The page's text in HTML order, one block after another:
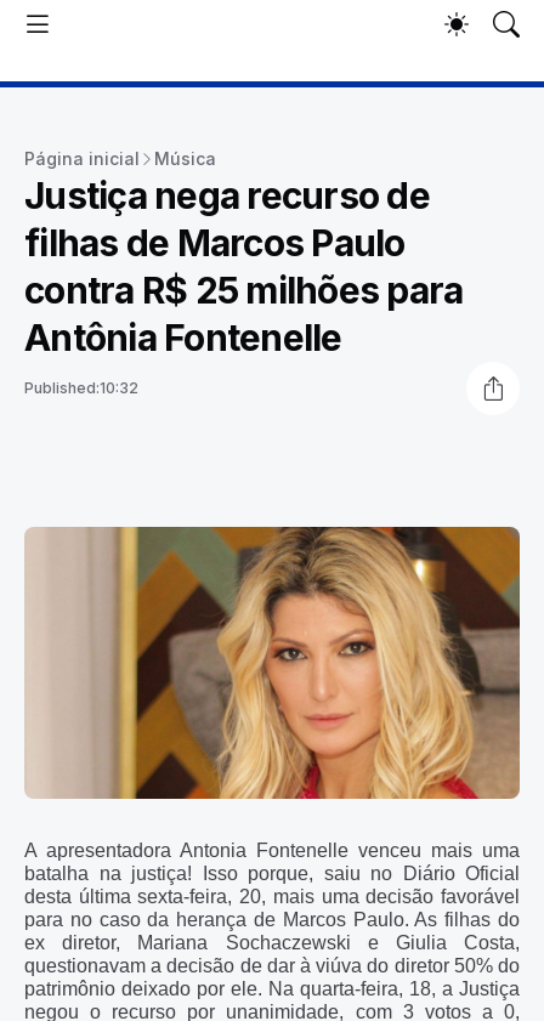
Página inicial Música
Justiça nega recurso de
filhas de Marcos Paulo
contra R$ 25 milhões para
Antônia Fontenelle
Published:10:32
A apresentadora Antonia Fontenelle venceu mais uma
batalha na justiça! Isso porque, saiu no Diário Oficial
desta última sexta-feira, 20, mais uma decisão favorável
para no caso da herança de Marcos Paulo. As filhas do
ex diretor, Mariana Sochaczewski e Giulia Costa,
questionavam a decisão de dar à viúva do diretor 50% do
patrimônio deixado por ele. Na quarta-feira, 18, a Justiça
negou o recurso por unanimidade, com 3 votos a 0,